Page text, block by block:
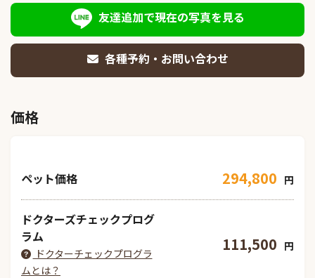
友達追加で現在の写真を見る
各種予約・お問い合わせ
価格
ペット価格 294,800 円
ドクターズチェックプログ
ラム
ドクターチェックプログラ
ムとは？
111,500 円